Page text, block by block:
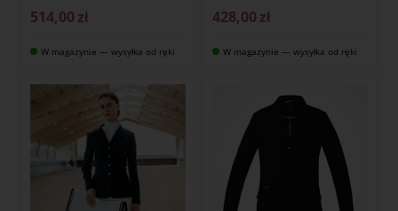
514,00 zł
W magazynie — wysyłka od ręki
428,00 zł
W magazynie — wysyłka od ręki